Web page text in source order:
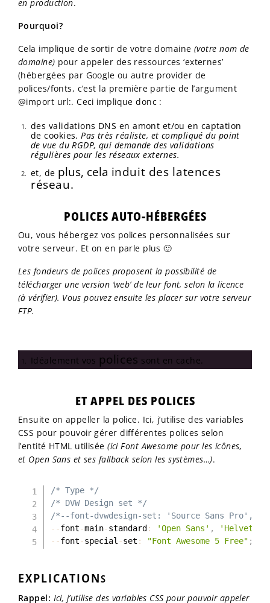
en production.
Pourquoi?
Cela implique de sortir de votre domaine (votre nom de
domaine) pour appeler des ressources ‘externes’
(hébergées par Google ou autre provider de
polices/fonts, c’est la première partie de l’argument
@import url:. Ceci implique donc :
des validations DNS en amont et/ou en captation
de cookies.Pas très réaliste, et compliqué du point
de vue du RGDP, qui demande des validations
régulières pour les réseaux externes.
et, de plus, cela induit des latences
réseau.
POLICES AUTO-HÉBERGÉES
Ou, vous hébergez vos polices personnalisées sur
votre serveur. Et on en parle plus 🙂
Les fondeurs de polices proposent la possibilité de
télécharger une version ‘web’ de leur font, selon la licence
(à vérifier). Vous pouvez ensuite les placer sur votre serveur
FTP.
Idéalement vos polices sont en cache.
ET APPEL DES POLICES
Ensuite on appeller la police. Ici, j’utilise des variables
CSS pour pouvoir gérer différentes polices selon
l’entité HTML utilisée(ici Font Awesome pour les icônes,
et Open Sans et ses fallback selon les systèmes…).
/* Type */
/* DVW Design set */
/*--font-dvwdesign-set: 'Source Sans Pro',
--font-main-standard : 'Open Sans' ,
'Helvetica
--font-special -set : "Font Awesome 5 Free" ;
EXPLICATIONS
Rappel: Ici, j’utilise des variables CSS pour pouvoir appeler